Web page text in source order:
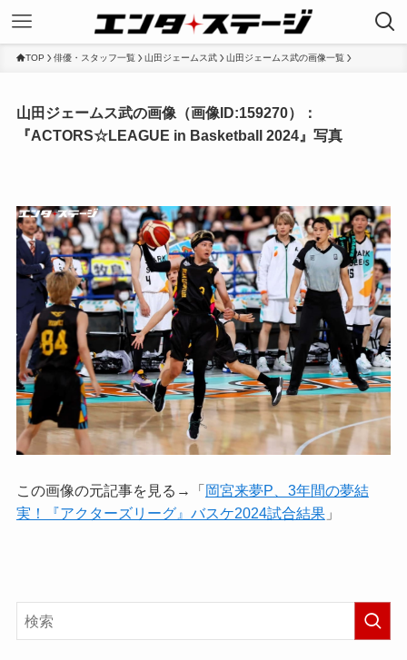
TOP 俳優・スタッフ一覧 山田ジェームス武 山田ジェームス武の画像一覧
山田ジェームス武の画像（画像ID:159270）：
『ACTORS☆LEAGUE in Basketball 2024』写真
この画像の元記事を見る→「岡宮来夢P、3年間の夢結
実！『アクターズリーグ』バスケ2024試合結果」